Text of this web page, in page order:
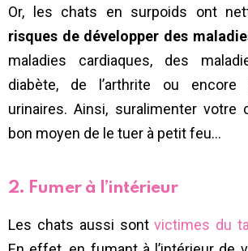
Or, les chats en surpoids ont
risques de développer des
maladies cardiaques, des
diabète, de l’arthrite ou encore
urinaires. Ainsi, suralimenter
bon moyen de le tuer à petit feu…
2. Fumer à l’intérieur
Les chats aussi sontvictimes du